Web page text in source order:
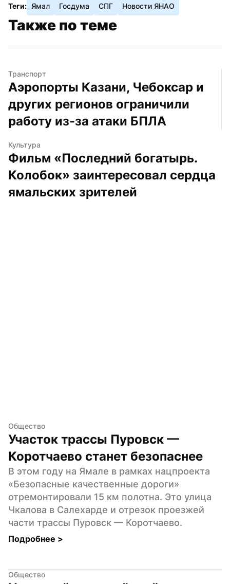
Теги: Ямал Госдума СПГ Новости ЯНАО
Также по теме
Транспорт
Аэропорты Казани, Чебоксар и
других регионов ограничили
работу из-за атаки БПЛА
Культура
Фильм «Последний богатырь.
Колобок» заинтересовал сердца
ямальских зрителей
Общество
Участок трассы Пуровск —
Коротчаево станет безопаснее
В этом году на Ямале в рамках нацпроекта
«Безопасные качественные дороги»
отремонтировали 15 км полотна. Это улица
Чкалова в Салехарде и отрезок проезжей
части трассы Пуровск — Коротчаево.
Подробнее >
Общество